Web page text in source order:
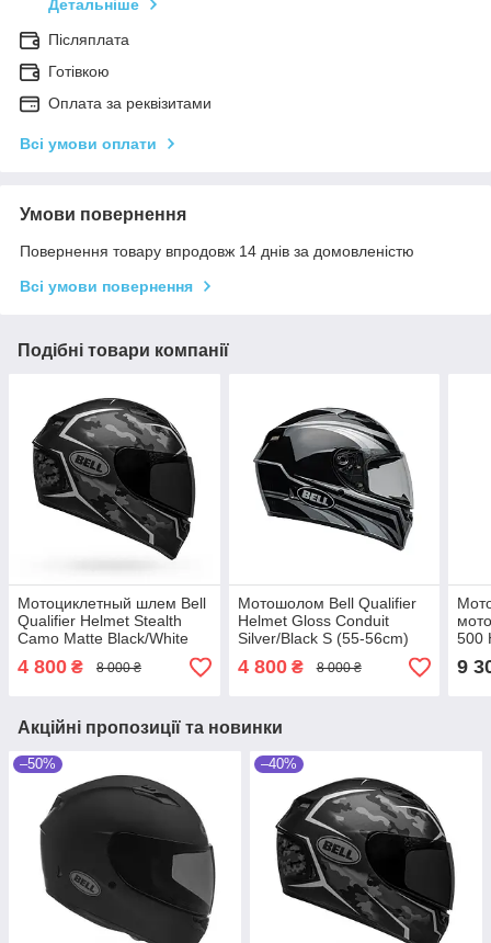
Детальніше
Післяплата
Готівкою
Оплата за реквізитами
Всі умови оплати
Умови повернення
Повернення товару впродовж 14 днів за домовленістю
Всі умови повернення
Подібні товари компанії
Мотоциклетный шлем Bell
Qualifier Helmet Stealth
Camo Matte Black/White
Large (59-60cm)
4 800 ₴ 8 000 ₴
Мотошолом Bell Qualifier
Helmet Gloss Conduit
Silver/Black S (55-56cm)
4 800₴ 8 000 ₴
500
9
Акційні пропозиції та новинки
–50% –40%